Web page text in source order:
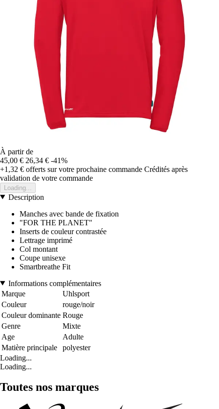
À partir de
45,00 € 26,34 € -41%
+1,32 € offerts sur votre prochaine commande Crédités après
validation de votre commande
Loading...
Description
Manches avec bande de fixation
"FOR THE PLANET"
Inserts de couleur contrastée
Lettrage imprimé
Col montant
Coupe unisexe
Smartbreathe Fit
Informations complémentaires
Marque
Uhlsport
Couleur
rouge/noir
Couleur dominante Rouge
Genre
Mixte
Age
Adulte
Matière principale
polyester
Loading...
Loading...
Toutes nos marques